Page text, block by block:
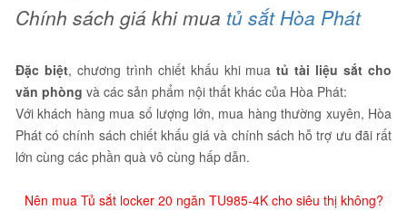
Chính sách giá khi mua tủ sắt Hòa Phát
Đặc biệt, chương trình chiết khấu khi muatủ tài liệu sắt cho
văn phòng và các sản phẩm nội thất khác của Hòa Phát:
Với khách hàng mua số lượng lớn, mua hàng thường xuyên, Hòa
Phát có chính sách chiết khấu giá và chính sách hỗ trợ ưu đãi rất
lớn cùng các phần quà vô cùng hấp dẫn.
Nên mua Tủ sắt locker 20 ngăn TU985-4K cho siêu thị không?